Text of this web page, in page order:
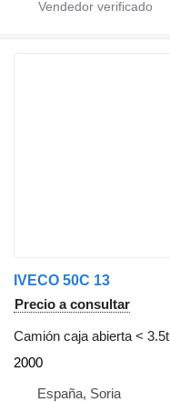
IVECO 50C 13
Precio a consultar
Camión caja abierta < 3.5t
2000
España, Soria